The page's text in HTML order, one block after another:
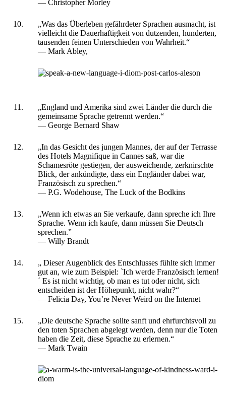
― Christopher Morley
„Was das Überleben gefährdeter Sprachen ausmacht, ist
vielleicht die Dauerhaftigkeit von dutzenden, hunderten,
tausenden feinen Unterschieden von Wahrheit.“
― Mark Abley,
„England und Amerika sind zwei Länder die durch die
gemeinsame Sprache getrennt werden.“
― George Bernard Shaw
„In das Gesicht des jungen Mannes, der auf der Terrasse
des Hotels Magnifique in Cannes saß, war die
Schamesröte gestiegen, der ausweichende, zerknirschte
Blick, der ankündigte, dass ein Engländer dabei war,
Französisch zu sprechen.“
― P.G. Wodehouse, The Luck of the Bodkins
„Wenn ich etwas an Sie verkaufe, dann spreche ich Ihre
Sprache. Wenn ich kaufe, dann müssen Sie Deutsch
sprechen.”
— Willy Brandt
„ Dieser Augenblick des Entschlusses fühlte sich immer
gut an, wie zum Beispiel: `Ich werde Französisch lernen!
´ Es ist nicht wichtig, ob man es tut oder nicht, sich
entscheiden ist der Höhepunkt, nicht wahr?“
― Felicia Day, You’re Never Weird on the Internet
„Die deutsche Sprache sollte sanft und ehrfurchtsvoll zu
den toten Sprachen abgelegt werden, denn nur die Toten
haben die Zeit, diese Sprache zu erlernen.“
― Mark Twain